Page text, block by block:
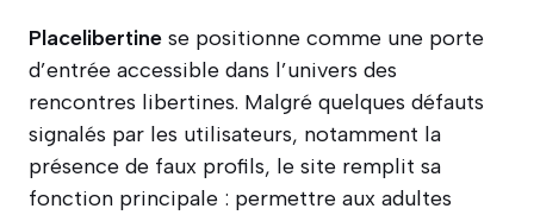
Placelibertine se positionne comme une porte
d’entrée accessible dans l’univers des
rencontres libertines. Malgré quelques défauts
signalés par les utilisateurs, notamment la
présence de faux profils, le site remplit sa
fonction principale : permettre aux adultes